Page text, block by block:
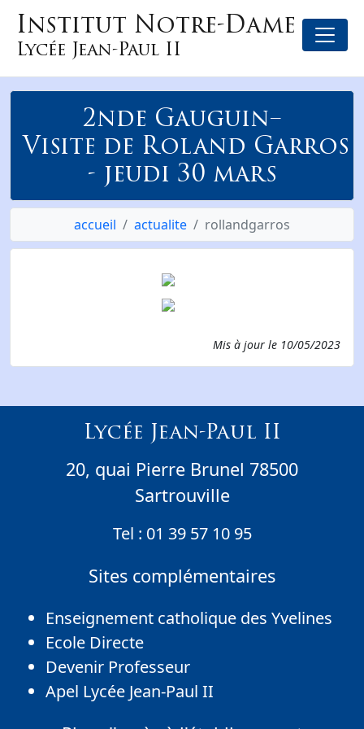
Institut Notre-Dame
Lycée Jean-Paul II
2nde Gauguin–
Visite de Roland Garros
- jeudi 30 mars
accueil actualite rollandgarros
Mis à jour le 10/05/2023
Sites complémentaires
Enseignement catholique des Yvelines
Ecole Directe
Devenir Professeur
Apel Lycée Jean-Paul II
Lycée Jean-Paul II
20, quai Pierre Brunel 78500
Sartrouville
Tel : 01 39 57 10 95